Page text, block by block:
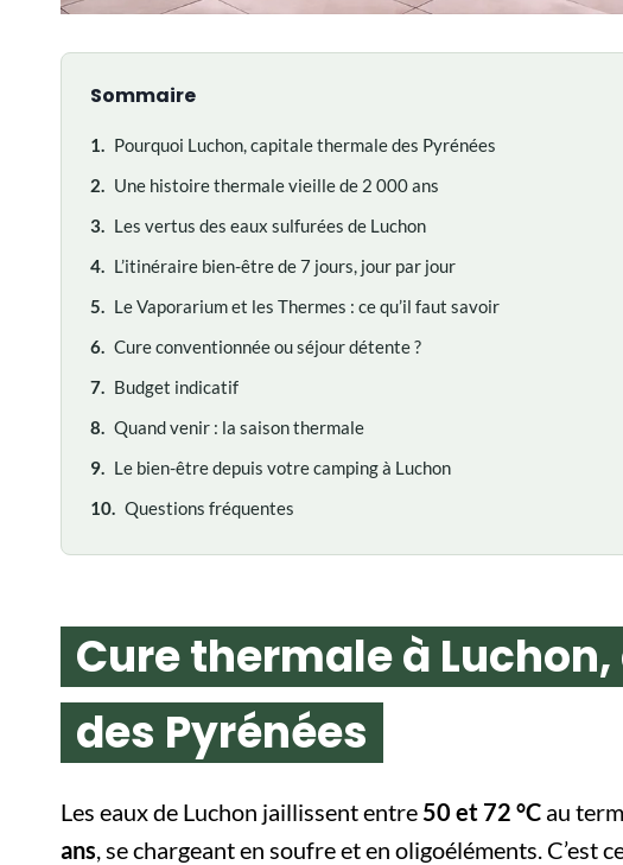
Sommaire
1. Pourquoi Luchon, capitale thermale des Pyrénées
2. Une histoire thermale vieille de 2 000 ans
3. Les vertus des eaux sulfurées de Luchon
4. L’itinéraire bien-être de 7 jours, jour par jour
5. Le Vaporarium et les Thermes : ce qu’il faut savoir
6. Cure conventionnée ou séjour détente ?
7. Budget indicatif
8. Quand venir : la saison thermale
9. Le bien-être depuis votre camping à Luchon
10. Questions fréquentes
Cure thermale à
des Pyrénées
Les eaux de Luchon jaillissent entre 50 et 72 °C au
ans, se chargeant en soufre et en oligoéléments. C’est